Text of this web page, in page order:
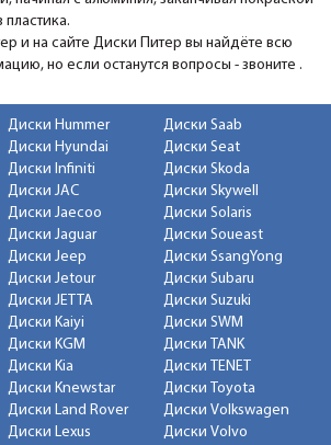
и на сайте Диски Питер вы найдёте всю
но если останутся вопросы - звоните .
Диски Hummer
Диски Hyundai
Диски Infiniti
Диски JAC
Диски Jaecoo
Диски Jaguar
Диски Jeep
Диски Jetour
Диски JETTA
Диски Kaiyi
Диски KGM
Диски Kia
Диски Knewstar
Диски Land Rover
Диски Lexus
Диски Saab
Диски Seat
Диски Skoda
Диски Skywell
Диски Solaris
Диски Soueast
Диски SsangYong
Диски Subaru
Диски Suzuki
Диски SWM
Диски TANK
Диски TENET
Диски Toyota
Диски Volkswagen
Диски Volvo